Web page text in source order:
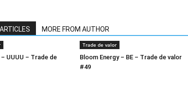
MORE FROM AUTHOR
– UUUU – Trade de
Trade de valor
Bloom Energy – BE – Trade de valor
#49